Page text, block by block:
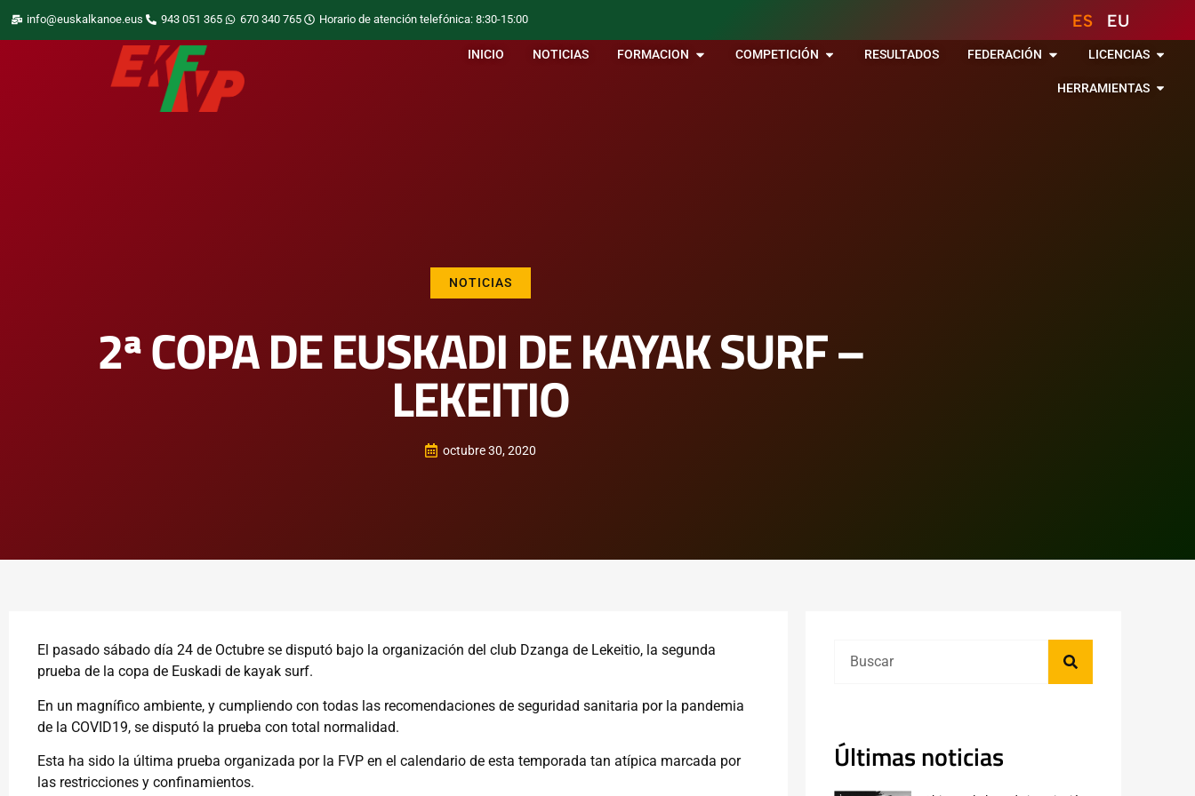
info@euskalkanoe.eus 943 051 365 670 340 765 Horario de atención telefónica: 8:30-15:00 ES EU
INICIO NOTICIAS FORMACION COMPETICIÓN RESULTADOS FEDERACIÓN LICENCIAS
HERRAMIENTAS
NOTICIAS
2ª COPA DE EUSKADI DE KAYAK SURF –
LEKEITIO
octubre 30, 2020
El pasado sábado día 24 de Octubre se disputó bajo la organización del club Dzanga de Lekeitio, la segunda
prueba de la copa de Euskadi de kayak surf.
En un magnífico ambiente, y cumpliendo con todas las recomendaciones de seguridad sanitaria por la pandemia
de la COVID19, se disputó la prueba con total normalidad.
Esta ha sido la última prueba organizada por la FVP en el calendario de esta temporada tan atípica marcada por
las restricciones y confinamientos.
Últimas noticias